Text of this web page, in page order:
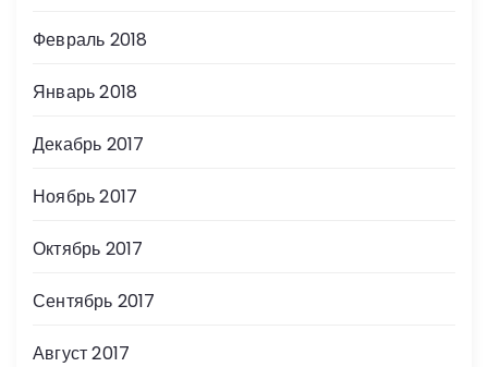
Февраль 2018
Январь 2018
Декабрь 2017
Ноябрь 2017
Октябрь 2017
Сентябрь 2017
Август 2017